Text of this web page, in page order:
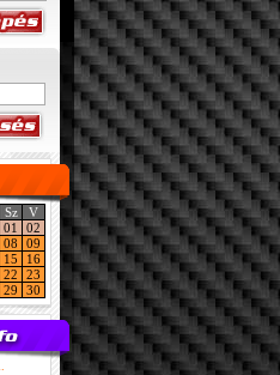
Sz
V
01
02
08
09
15
16
22
23
29 30